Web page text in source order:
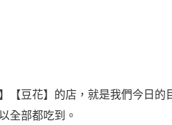
【豆花】的店，就是我們今日的
全部都吃到。